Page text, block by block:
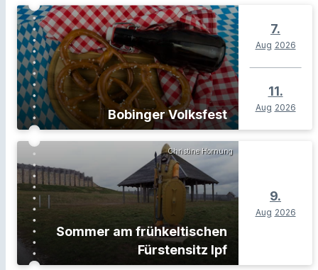
Bobinger Volksfest
7.
Aug 2026
11.
Aug 2026
Christine Hornung
Sommer am frühkeltischen
Fürstensitz Ipf
9.
Aug 2026